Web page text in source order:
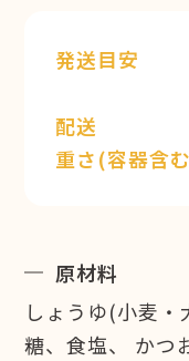
発送目安
配送
重さ(容器含
原材料
しょうゆ(小麦
糖、食塩、 かつ